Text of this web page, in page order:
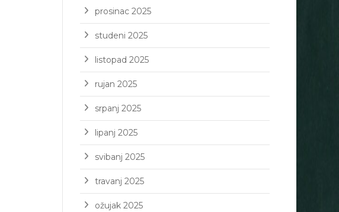
prosinac 2025
studeni 2025
listopad 2025
rujan 2025
srpanj 2025
lipanj 2025
svibanj 2025
travanj 2025
ožujak 2025